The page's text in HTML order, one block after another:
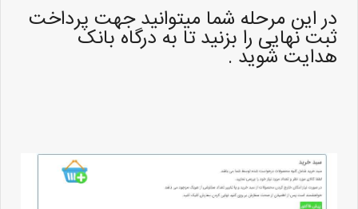
در این مرحله شما میتوانید جهت پرداخت
ثبت نهایی را بزنید تا به درگاه بانک
هدایت شوید .